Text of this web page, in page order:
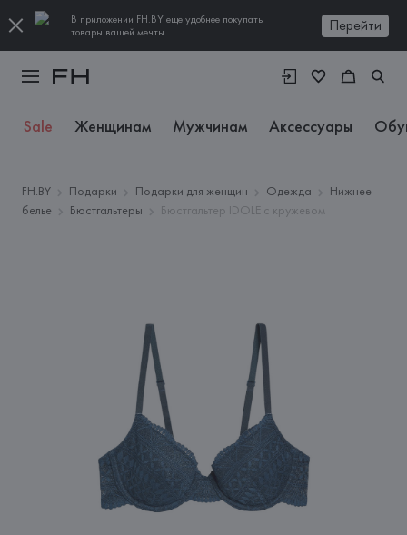
В приложении FH.BY еще удобнее покупать
товары вашей мечты
Перейти
Sale Женщинам Мужчинам Аксессуары
FH.BY Подарки Подарки для женщин Одежда
Нижнее
белье
Бюстгальтеры Бюстгальтер IDOLE с кружевом